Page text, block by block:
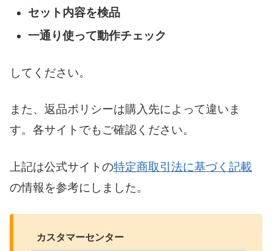
セット内容を検品
一通り使って動作チェック
してください。
また、返品ポリシーは購入先によって違いま
す。各サイトでもご確認ください。
上記は公式サイトの特定商取引法に基づく記載
の情報を参考にしました。
カスタマーセンター